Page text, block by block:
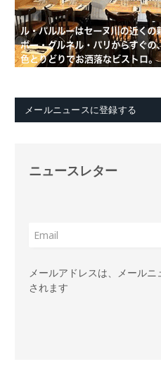
メールニュースに登録する
ニュースレター
メールアドレスは、メール
されます